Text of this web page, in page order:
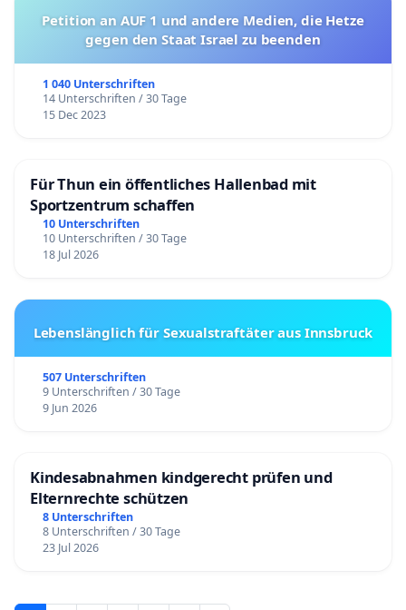
Petition an AUF 1 und andere Medien, die Hetze
gegen den Staat Israel zu beenden
1 040 Unterschriften
14 Unterschriften / 30 Tage
15 Dec 2023
Für Thun ein öffentliches Hallenbad mit
Sportzentrum schaffen
10 Unterschriften
10 Unterschriften / 30 Tage
18 Jul 2026
Lebenslänglich für Sexualstraftäter aus Innsbruck
507 Unterschriften
9 Unterschriften / 30 Tage
9 Jun 2026
Kindesabnahmen kindgerecht prüfen und
Elternrechte schützen
8 Unterschriften
8 Unterschriften / 30 Tage
23 Jul 2026